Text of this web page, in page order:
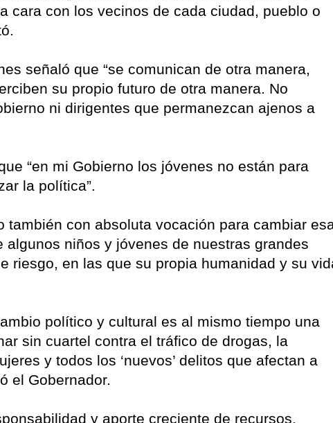
cara con los vecinos de cada ciudad, pueblo o
señaló que “se comunican de otra manera,
su propio futuro de otra manera. No
ni dirigentes que permanezcan ajenos a
“en mi Gobierno los jóvenes no están para
la política”.
también con absoluta vocación para cambiar esa
algunos niños y jóvenes de nuestras grandes
riesgo, en las que su propia humanidad y su
político y cultural es al mismo tiempo una
sin cuartel contra el tráfico de drogas, la
y todos los ‘nuevos’ delitos que afectan a
el Gobernador.
y aporte creciente de recursos,